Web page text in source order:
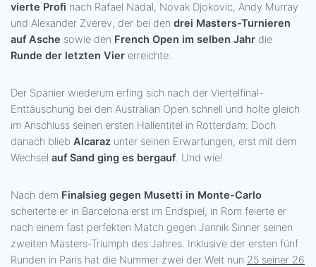
vierte Profi nach Rafael Nadal, Novak Djokovic, Andy Murray
und Alexander Zverev, der bei den drei Masters-Turnieren
auf Asche sowie den French Open im selben Jahr die
Runde der letzten Vier erreichte.
Der Spanier wiederum erfing sich nach der Viertelfinal-
Enttäuschung bei den Australian Open schnell und holte gleich
im Anschluss seinen ersten Hallentitel in Rotterdam. Doch
danach blieb Alcaraz unter seinen Erwartungen, erst mit dem
Wechsel auf Sand ging es bergauf. Und wie!
Nach dem Finalsieg gegen Musetti in Monte-Carlo
scheiterte er in Barcelona erst im Endspiel, in Rom feierte er
nach einem fast perfekten Match gegen Jannik Sinner seinen
zweiten Masters-Triumph des Jahres. Inklusive der ersten fünf
Runden in Paris hat die Nummer zwei der Welt nun 25 seiner 26